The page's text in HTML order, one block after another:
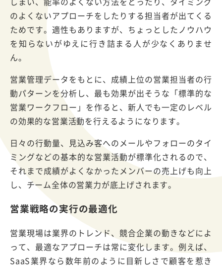
のよくないアプローチをしたりする担当者が出てくる
ためです。適性もありますが、ちょっとしたノウハウ
を知らないがゆえに行き詰まる人が少なくありませ
ん。
営業管理データをもとに、成績上位の営業担当者の行
動パターンを分析し、最も効果が出そうな「標準的な
営業ワークフロー」を作ると、新人でも一定のレベル
の効果的な営業活動を行えるようになります。
日々の行動量、見込み客へのメールやフォローのタイ
ミングなどの基本的な営業活動が標準化されるので、
それまで成績がよくなかったメンバーの売上げも向上
し、チーム全体の営業力が底上げされます。
営業戦略の実行の最適化
営業現場は業界のトレンド、競合企業の動きなどによ
って、最適なアプローチは常に変化します。例えば、
SaaS業界なら数年前のように目新しさで顧客を惹き